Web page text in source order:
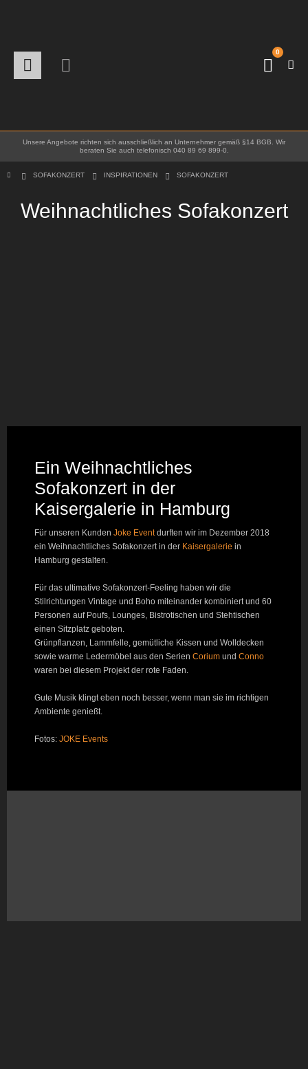
0
Unsere Angebote richten sich ausschließlich an Unternehmer gemäß §14 BGB. Wir
beraten Sie auch telefonisch 040 89 69 899-0.
SOFAKONZERT INSPIRATIONEN SOFAKONZERT
Weihnachtliches Sofakonzert
Ein Weihnachtliches
Sofakonzert in der
Kaisergalerie in Hamburg
Für unseren Kunden Joke Eventdurften wir im Dezember 2018
ein Weihnachtliches Sofakonzert in der Kaisergalerie in
Hamburg gestalten.
Für das ultimative Sofakonzert-Feeling haben wir die
Stilrichtungen Vintage und Boho miteinander kombiniert und 60
Personen auf Poufs, Lounges, Bistrotischen und Stehtischen
einen Sitzplatz geboten.
Grünpflanzen, Lammfelle, gemütliche Kissen und Wolldecken
sowie warme Ledermöbel aus den Serien Corium und Conno
waren bei diesem Projekt der rote Faden.
Gute Musik klingt eben noch besser, wenn man sie im richtigen
Ambiente genießt.
Fotos: JOKE Events